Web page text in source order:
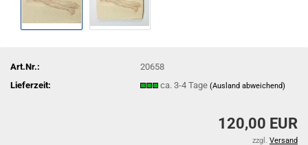
Art.Nr.:
20658
Lieferzeit:
ca. 3-4 Tage(Ausland abweichend)
120,00 EUR
zzgl. Versand